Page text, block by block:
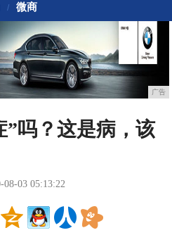
/ 微商
广告
”吗？这是病，该
08-03 05:13:22